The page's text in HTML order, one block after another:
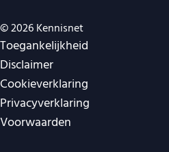
© 2026 Kennisnet
Juridische navigatie
Toegankelijkheid
Disclaimer
Cookieverklaring
Privacyverklaring
Voorwaarden